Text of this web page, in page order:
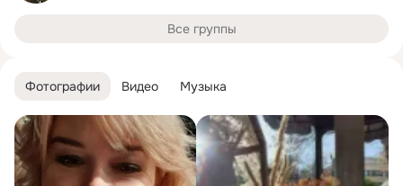
Фотографии Видео Музыка
Все группы